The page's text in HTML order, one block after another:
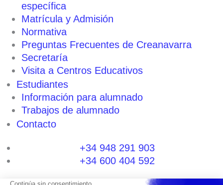
específica
Matrícula y Admisión
Normativa
Preguntas Frecuentes de Creanavarra
Secretaría
Visita a Centros Educativos
Estudiantes
Información para alumnado
Trabajos de alumnado
Contacto
+34 948 291 903
+34 600 404 592